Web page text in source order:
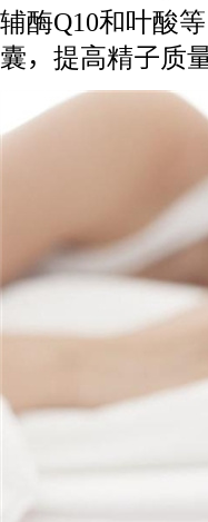
辅酶Q10和叶酸
囊，提高精子质